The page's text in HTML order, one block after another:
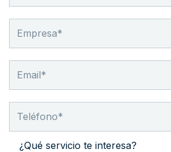
¿Qué servicio te interesa?